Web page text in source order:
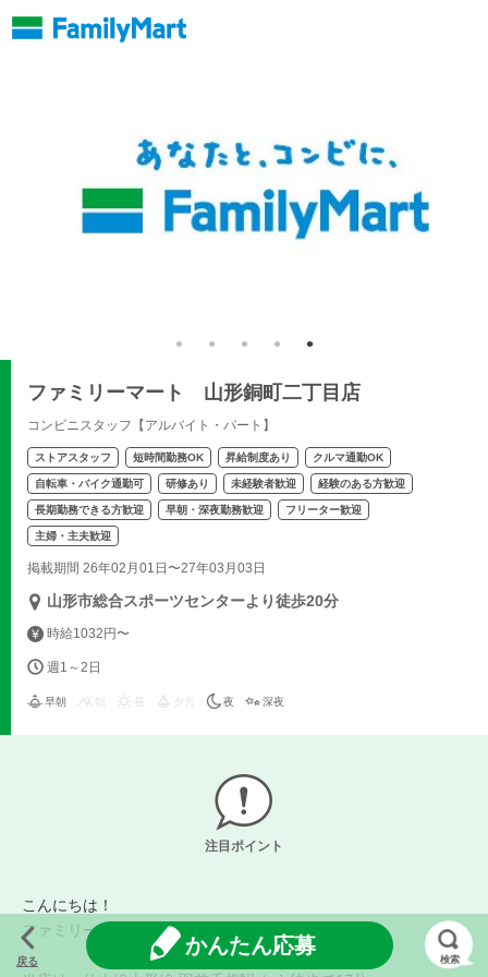
ファミリーマート 山形銅町二丁目店
コンビニスタッフ【アルバイト・パート】
ストアスタッフ 短時間勤務OK 昇給制度あり クルマ通勤OK
自転車・バイク通勤可 研修あり 未経験者歓迎 経験のある方歓迎
長期勤務できる方歓迎 早朝・深夜勤務歓迎 フリーター歓迎
主婦・主夫歓迎
掲載期間 26年02月01日〜27年03月03日
山形市総合スポーツセンターより徒歩20分
時給1032円〜
週1～2日
早朝 夕方 夜 深夜
注目ポイント
こんにちは！
ファミリーマート山形銅町二丁目店 です！
戻る
かんたん応募
検索